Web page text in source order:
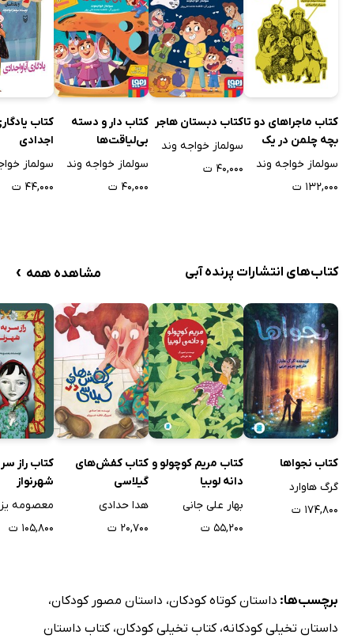
کتاب ماجراهای دو تا
بچه چلمن در یک
تابستان خیلی
سولماز خواجه وند
۱۳۲,۰۰۰ ت
کتاب دبستان هاجر
سولماز خواجه وند
۴۰,۰۰۰ ت
کتاب دار و دسته
بی‌لیاقت‌ها
سولماز خواجه وند
۴۰,۰۰۰ ت
کتاب
اجدادی
سولماز
۴۴,۰۰۰ ت
کتاب‌های انتشارات پرنده آبی مشاهده همه ›
کتاب نجواها
گرگ هاوارد
۱۷۴,۸۰۰ ت
کتاب مریم کوچولو و
دانه لوبیا
بهار علی جانی
۵۵,۲۰۰ ت
کتاب کفش‌های
گیلاسی
هدا حدادی
۲۰,۷۰۰ ت
کتاب راز
شهرنواز
معصومه
۱۰۵,۸۰۰ ت
برچسب‌ها: داستان کوتاه کودکان، داستان مصور کودکان،
داستان تخیلی کودکانه،کتاب تخیلی کودکان،کتاب داستان